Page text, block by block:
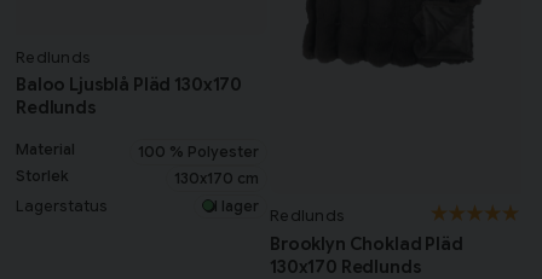
Redlunds
Baloo Ljusblå Pläd 130x170
Redlunds
Material
100 % Polyester
Storlek
130x170 cm
Lagerstatus I lager Redlunds
Brooklyn Choklad Pläd
130x170 Redlunds